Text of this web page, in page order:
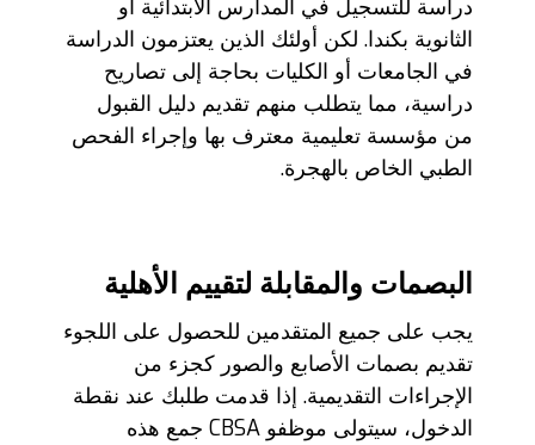
دراسة للتسجيل في المدارس الابتدائية أو
الثانوية بكندا. لكن أولئك الذين يعتزمون الدراسة
في الجامعات أو الكليات بحاجة إلى تصاريح
دراسية، مما يتطلب منهم تقديم دليل القبول
من مؤسسة تعليمية معترف بها وإجراء الفحص
الطبي الخاص بالهجرة.
البصمات والمقابلة لتقييم الأهلية
يجب على جميع المتقدمين للحصول على اللجوء
تقديم بصمات الأصابع والصور كجزء من
الإجراءات التقديمية. إذا قدمت طلبك عند نقطة
الدخول، سيتولى موظفو CBSA جمع هذه